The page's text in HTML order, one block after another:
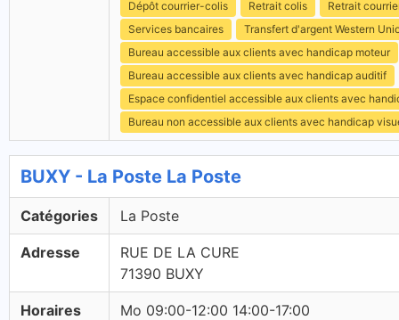
Dépôt courrier-colis
Retrait colis
Retrait
Services bancaires
Transfert d'argent Western
Bureau accessible aux clients avec handicap moteur
Bureau accessible aux clients avec handicap auditif
Espace confidentiel accessible aux clients avec
Bureau non accessible aux clients avec handicap
BUXY - La Poste La Poste
Catégories La Poste
Adresse
RUE DE LA CURE
71390 BUXY
Horaires
Mo 09:00-12:00 14:00-17:00